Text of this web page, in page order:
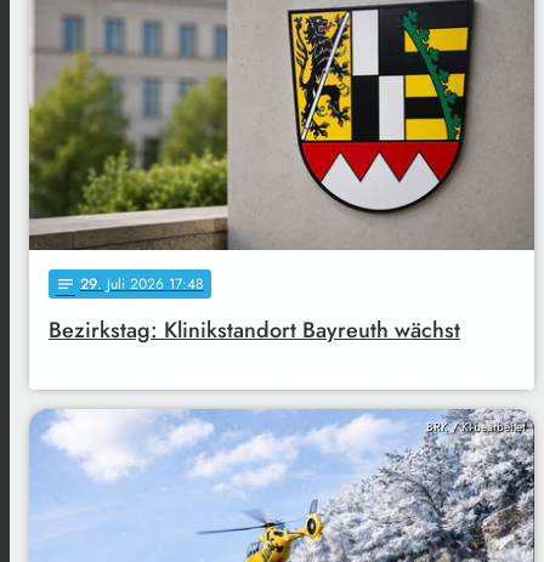
notes 29. Juli 2026 17:48
Bezirkstag: Klinikstandort Bayreuth wächst
BRK / KI-bearbeitet